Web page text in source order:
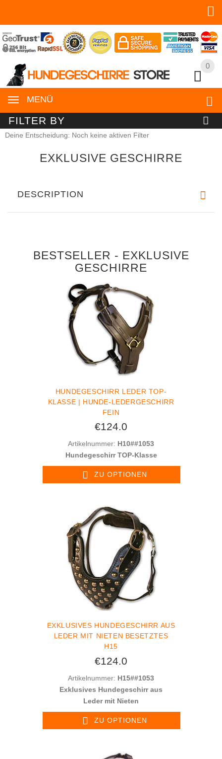
0
MENÜ
0
FILTER BY
Deine Entscheidung: Noch keine aktiven Filter
EXKLUSIVE GESCHIRRE
DESCRIPTION
BESTSELLER - EXKLUSIVE
GESCHIRRE
HUNDEGESCHIRR LEDER TOP-
KLASSE | HUNDE-LEDERGESCHIRR
FEIN
€124.0
Artikelnummer: H10##1053
Hundegeschirr TOP-Klasse
ZU OPTIONEN
EXKLUSIVES HUNDEGESCHIRR AUS
LEDER MIT NIETEN BESETZTES
H15
€124.0
Artikelnummer: H15##1053
Exklusives Hundegeschirr aus
Leder mit Nieten
ZU OPTIONEN